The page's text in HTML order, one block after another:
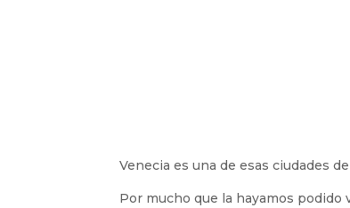
Venecia es una de esas ciudades
Por mucho que la hayamos